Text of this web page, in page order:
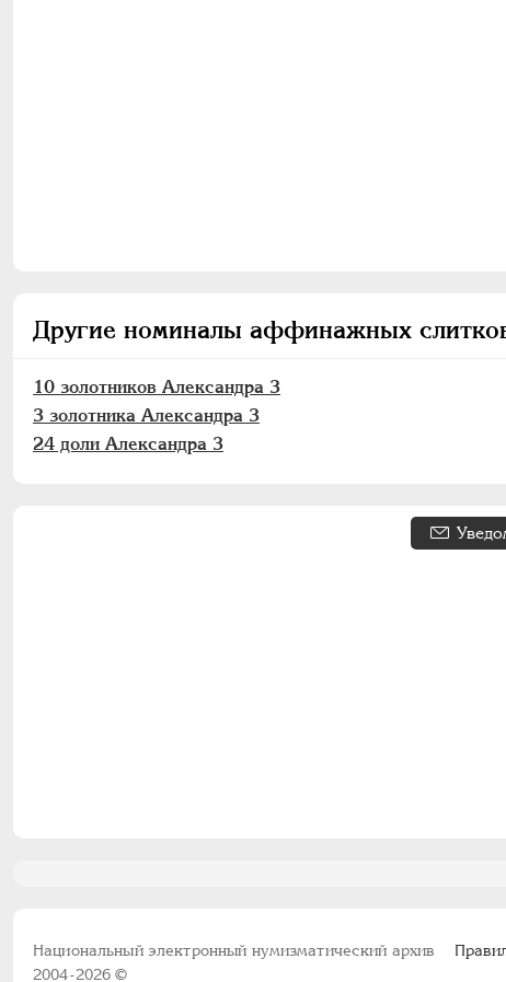
Другие номиналы аффинажных
10 золотников Александра 3
3 золотника Александра 3
24 доли Александра 3
Национальный электронный нумизматический архив
2004-2026 ©